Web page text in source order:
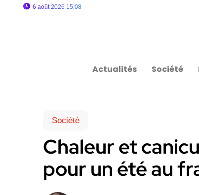
6 août 2026 15:08
Actualités Société
Société
Chaleur et
pour un été au